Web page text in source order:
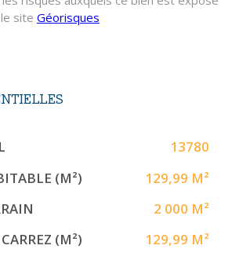
site Géorisques
13780
(M²)
129,99 M²
2 000 M²
(M²)
129,99 M²